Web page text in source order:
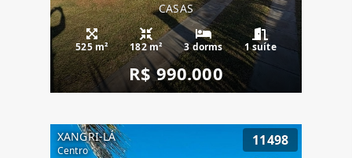
CASAS
525 m² 182 m² 3 dorms 1 suíte
R$ 990.000
XANGRI-LÁ
Centro
11498